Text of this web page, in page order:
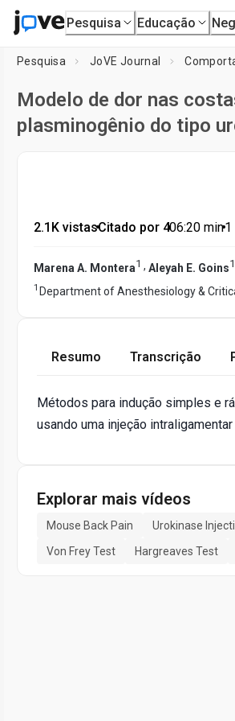
Pesquisa Educação
Pesquisa JoVE Journal
Modelo de dor nas
plasminogênio do tipo
2.1K vistas•Citado por 4•06:20 min•1
Marena A. Montera1 , Aleyah E. Goins1
1 Department of Anesthesiology &
Resumo Transcrição
Métodos para indução simples e
usando uma injeção
Explorar mais vídeos
Mouse Back Pain Urokinase
Von Frey Test
Hargreaves Test